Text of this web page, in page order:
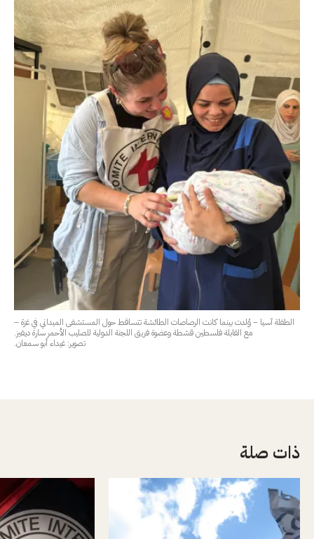
الطفلة آسيا – وُلدت بينما كانت الرصاصات الطائشة تتساقط حول المستشفى الميداني في غزة –
مع القابلة فلسطين قشطة وعضوة فريق اللجنة الدولية للصليب الأحمر سارة ديفيز.
تصوير: غيداء أبو سمعان.
ذات صلة